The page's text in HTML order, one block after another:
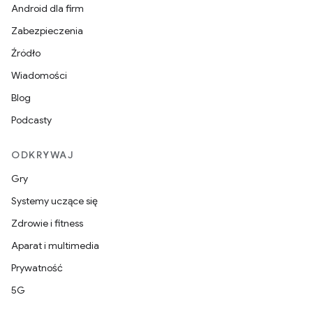
Android dla firm
Zabezpieczenia
Źródło
Wiadomości
Blog
Podcasty
ODKRYWAJ
Gry
Systemy uczące się
Zdrowie i fitness
Aparat i multimedia
Prywatność
5G